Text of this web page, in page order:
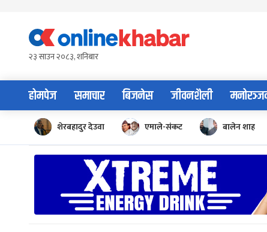
content२३ साउन २०८३, शनिबार
होमपेज समाचार बिजनेस जीवनशैली
शेरबहादुर देउवा एमाले-संकट बालेन शाह